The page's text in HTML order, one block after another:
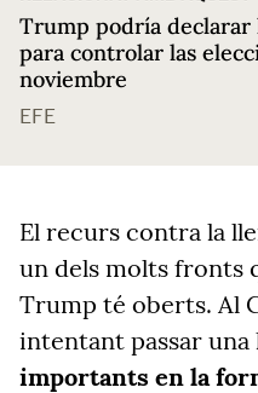
Trump podría declarar
para controlar las
noviembre
EFE
El recurs contra la
un dels molts fronts
Trump té oberts. Al
intentant passar una
importants en la